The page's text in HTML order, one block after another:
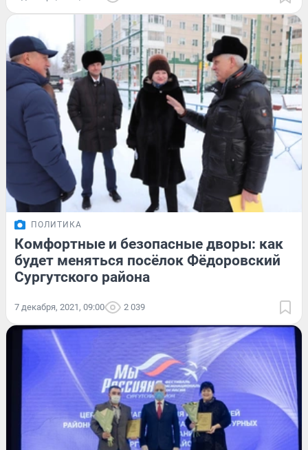
ПОЛИТИКА
Комфортные и безопасные дворы: как
будет меняться посёлок Фёдоровский
Сургутского района
7 декабря, 2021, 09:00 2 039